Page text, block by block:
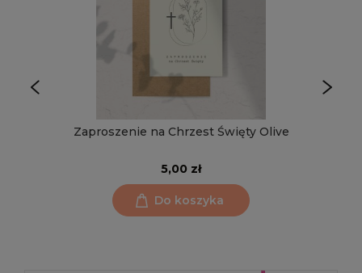
Zaproszenie na Chrzest Święty Olive
5,00 zł
Do koszyka